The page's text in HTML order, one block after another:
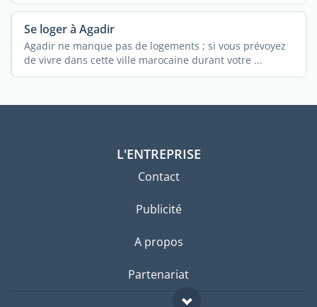
Se loger à Agadir
Agadir ne manque pas de logements ; si vous prévoyez
de vivre dans cette ville marocaine durant votre ...
L'ENTREPRISE
Contact
Publicité
A propos
Partenariat